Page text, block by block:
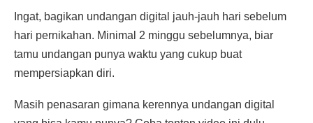
Ingat, bagikan undangan digital jauh-jauh hari sebelum
hari pernikahan. Minimal 2 minggu sebelumnya, biar
tamu undangan punya waktu yang cukup buat
mempersiapkan diri.
Masih penasaran gimana kerennya undangan digital